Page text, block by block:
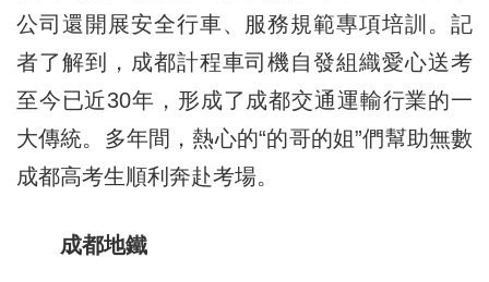
公司還開展安全行車、服務規範專項培訓。記
者了解到，成都計程車司機自發組織愛心送考
至今已近30年，形成了成都交通運輸行業的一
大傳統。多年間，熱心的“的哥的姐”們幫助無數
成都高考生順利奔赴考場。
成都地鐵